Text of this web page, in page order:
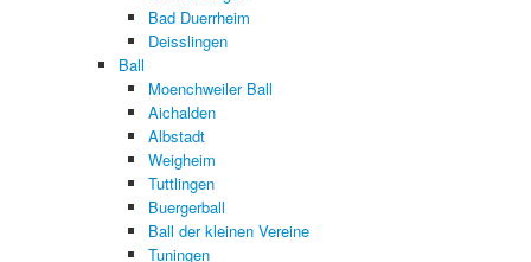
Bad Duerrheim
Deisslingen
Ball
Moenchweiler Ball
Aichalden
Albstadt
Weigheim
Tuttlingen
Buergerball
Ball der kleinen Vereine
Tuningen